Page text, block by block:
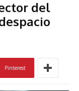
del
Pinterest